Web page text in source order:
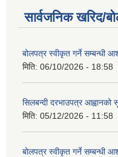
सार्वजनिक खरिद/
बोलपत्र स्वीकृत गर्ने सम्बन्धी
मिति: 06/10/2026 - 18:58
सिलबन्दी दरभाउपत्र आह्वानको
मिति: 05/12/2026 - 11:58
बोलपत्र स्वीकृत गर्ने सम्बन्धी